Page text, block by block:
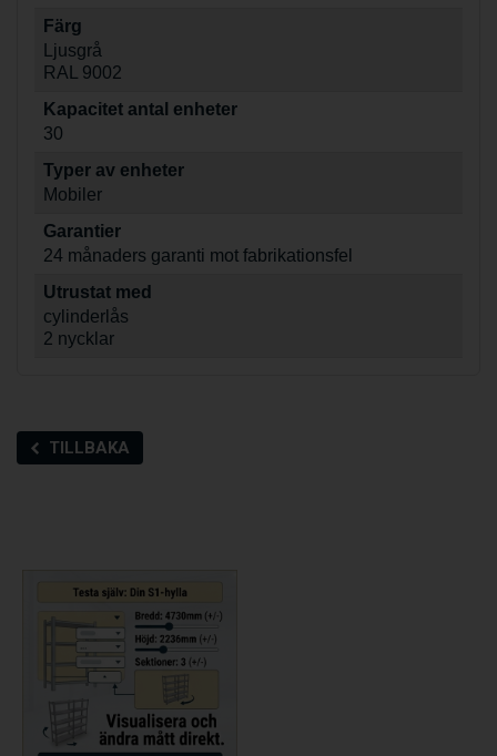
Färg
Ljusgrå
RAL 9002
Kapacitet antal enheter
30
Typer av enheter
Mobiler
Garantier
24 månaders garanti mot fabrikationsfel
Utrustat med
cylinderlås
2 nycklar
TILLBAKA